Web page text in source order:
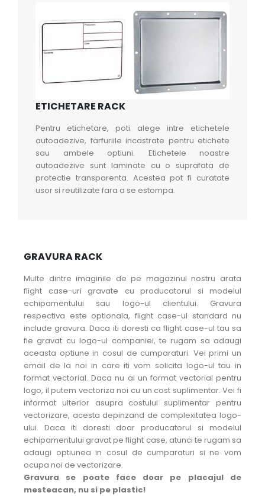
ETICHETARE RACK
Pentru etichetare, poti alege intre etichetele
autoadezive, farfuriile incastrate pentru etichete
sau ambele optiuni. Etichetele noastre
autoadezive sunt laminate cu o suprafata de
protectie transparenta. Acestea pot fi curatate
usor si reutilizate fara a se estompa.
GRAVURA RACK
Multe dintre imaginile de pe magazinul nostru arata
flight case-uri gravate cu producatorul si modelul
echipamentului sau logo-ul clientului. Gravura
respectiva este optionala, flight case-ul standard nu
include gravura. Daca iti doresti ca flight case-ul tau sa
fie gravat cu logo-ul companiei, te rugam sa adaugi
aceasta optiune in cosul de cumparaturi. Vei primi un
email de la noi in care iti vom solicita logo-ul tau in
format vectorial. Daca nu ai un format vectorial pentru
logo, il putem vectoriza noi cu un cost suplimentar. Vei fi
informat ulterior asupra costului suplimentar pentru
vectorizare, acesta depinzand de complexitatea logo-
ului. Daca iti doresti doar producatorul si modelul
echipamentului gravat pe flight case, atunci te rugam sa
adaugi optiunea in cosul de cumparaturi si ne vom
ocupa noi de vectorizare.
Gravura se poate face doar pe placajul de
mesteacan, nu si pe plastic!